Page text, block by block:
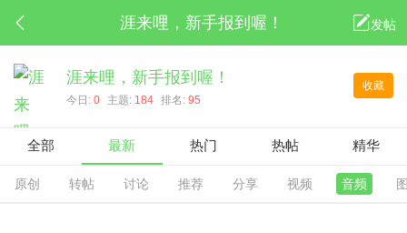
涯来哩，新手报到喔！ 发帖
收藏
涯来哩，新手报到喔！
今日: 0 主题: 184 排名: 95
全部 最新 热门 热帖 精华
原创 转帖 讨论 推荐 分享 视频 音频